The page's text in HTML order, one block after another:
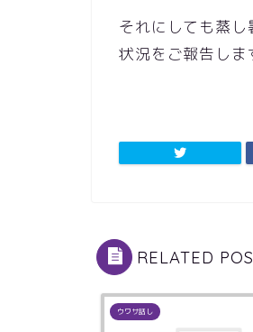
それにしても蒸
状況をご報告し
RELATED
ウワサ話し